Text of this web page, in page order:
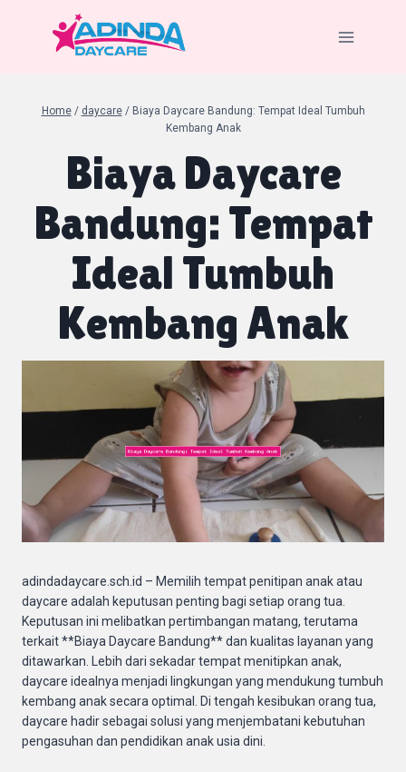
Home / daycare / Biaya Daycare Bandung: Tempat Ideal Tumbuh
Kembang Anak
Biaya Daycare
Bandung: Tempat
Ideal Tumbuh
Kembang Anak
adindadaycare.sch.id – Memilih tempat penitipan anak atau
daycare adalah keputusan penting bagi setiap orang tua.
Keputusan ini melibatkan pertimbangan matang, terutama
terkait **Biaya Daycare Bandung** dan kualitas layanan yang
ditawarkan. Lebih dari sekadar tempat menitipkan anak,
daycare idealnya menjadi lingkungan yang mendukung tumbuh
kembang anak secara optimal. Di tengah kesibukan orang tua,
daycare hadir sebagai solusi yang menjembatani kebutuhan
pengasuhan dan pendidikan anak usia dini.